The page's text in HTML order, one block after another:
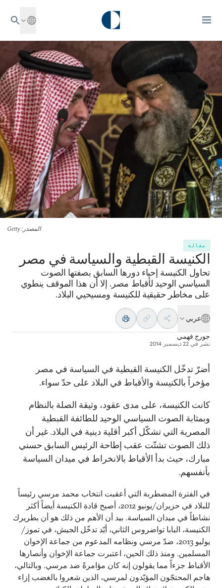
المصدر : Getty
مقالة
الكنيسة القبطية والسياسة في مصر
تحاول الكنيسة إحياء دورها السابق بصفتها الصوت
السياسي الوحيد لأقباط مصر. إلا أن هذا الموقف ينطوي
على مخاطر حقيقية للكنيسة ومسيحيي البلاد.
عربي
جورج فهمي
نشر في 22 ديسمبر 2014
أضرّ تدخّل الكنيسة القبطية في السياسة في مصر
مؤخراً بالكنيسة والأقباط في البلاد على حدّ سواء.
كانت الكنيسة، على مدى عقود، وثيقة الصلة بالنظام
وبمثابة الصوت السياسي الوحيد للطائفة القبطية
المصرية التي تشكّل أكبر أقلية دينية في البلاد. غير أن
ذلك الصوت تشتّت عقب إطاحة الرئيس السابق حسني
مبارك، حيث بدأ الأقباط بالانخراط في ميدان السياسة
بأنفسهم.
في الفترة المضطربة التي أعقبت انتخاب محمد مرسي رئيساً
للبلاد في حزيران/يونيو 2012، أصبح قادة الكنيسة أيضاً أكثر
نشاطاً في ميدان السياسة. بيد أن الأهم من ذلك هو أن بطريرك
الكنيسة، البابا تواضروس الثاني، أيّد تدخّل الجيش، في تموز/
يوليو 2013، ضدّ مرسي ونظامه المدعوم من جماعة الإخوان
المسلمين. ومنذ ذلك الحين، اعتبرت جماعة الإخوان وأنصارها
الأقباط جزءاً مما يقولون إنه كان مؤامرةً ضد مرسي. وبالتالي،
هاجم المحتجّون المؤيّدون لمرسي، الذين شعروا بالغضب إزاء